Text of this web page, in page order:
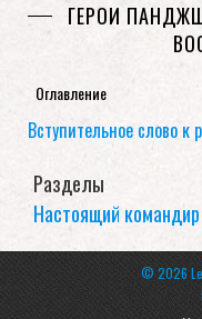
ГЕРОИ
Оглавление
Вступительное слово к
Разделы
Настоящий
© 2026